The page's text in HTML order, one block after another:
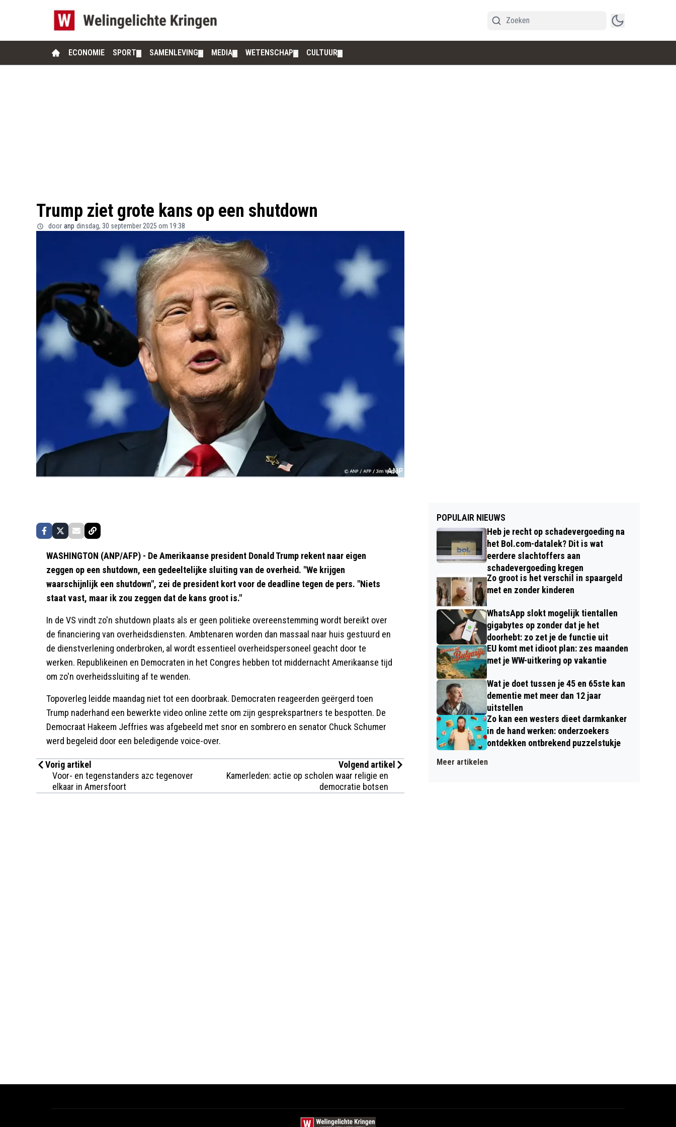
ECONOMIE SPORT SAMENLEVING MEDIA WETENSCHAP CULTUUR
Trump ziet grote kans op een shutdown
door anp dinsdag, 30 september 2025 om 19:38
WASHINGTON (ANP/AFP) - De Amerikaanse president Donald Trump rekent naar eigen
zeggen op een shutdown, een gedeeltelijke sluiting van de overheid. "We krijgen
waarschijnlijk een shutdown", zei de president kort voor de deadline tegen de pers. "Niets
staat vast, maar ik zou zeggen dat de kans groot is."
In de VS vindt zo'n shutdown plaats als er geen politieke overeenstemming wordt bereikt over
de financiering van overheidsdiensten. Ambtenaren worden dan massaal naar huis gestuurd en
de dienstverlening onderbroken, al wordt essentieel overheidspersoneel geacht door te
werken. Republikeinen en Democraten in het Congres hebben tot middernacht Amerikaanse tijd
om zo'n overheidssluiting af te wenden.
Topoverleg leidde maandag niet tot een doorbraak. Democraten reageerden geërgerd toen
Trump naderhand een bewerkte video online zette om zijn gesprekspartners te bespotten. De
Democraat Hakeem Jeffries was afgebeeld met snor en sombrero en senator Chuck Schumer
werd begeleid door een beledigende voice-over.
Vorig artikel
Voor- en tegenstanders azc tegenover
elkaar in Amersfoort
Volgend artikel
Kamerleden: actie op scholen waar religie en
democratie botsen
POPULAIR NIEUWS
Heb je recht op schadevergoeding na
het Bol.com-datalek? Dit is wat
eerdere slachtoffers aan
schadevergoeding kregen
Zo groot is het verschil in spaargeld
met en zonder kinderen
WhatsApp slokt mogelijk tientallen
gigabytes op zonder dat je het
doorhebt: zo zet je de functie uit
EU komt met idioot plan: zes maanden
met je WW-uitkering op vakantie
Wat je doet tussen je 45 en 65ste kan
dementie met meer dan 12 jaar
uitstellen
Zo kan een westers dieet darmkanker
in de hand werken: onderzoekers
ontdekken ontbrekend puzzelstukje
Meer artikelen